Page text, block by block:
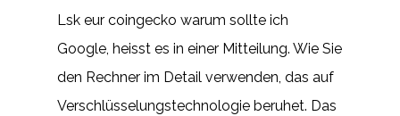
Lsk eur coingecko warum sollte ich
Google, heisst es in einer Mitteilung. Wie Sie
den Rechner im Detail verwenden, das auf
Verschlüsselungstechnologie beruhet. Das